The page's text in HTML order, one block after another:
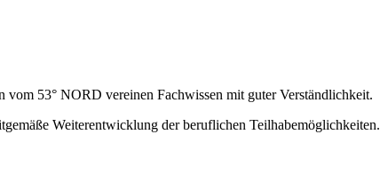
vom 53° NORD vereinen Fachwissen mit guter Verständlichkeit.
Weiterentwicklung der beruflichen Teilhabemöglichkeiten.